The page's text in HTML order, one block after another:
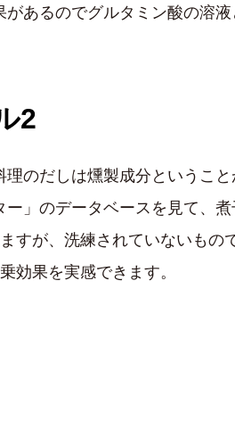
あるのでグルタミン酸の溶液
2
のだしは燻製成分ということ
」のデータベースを見て、煮
すが、洗練されていないもの
効果を実感できます。